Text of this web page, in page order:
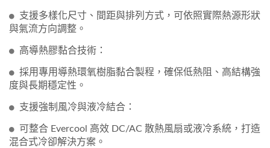
支援多樣化尺寸、間距與排列方式，可依照實際熱源形狀
與氣流方向調整。
高導熱膠黏合技術：
採用專用導熱環氧樹脂黏合製程，確保低熱阻、高結構強
度與長期穩定性。
支援強制風冷與液冷結合：
可整合 Evercool 高效 DC/AC 散熱風扇或液冷系統，打造
混合式冷卻解決方案。